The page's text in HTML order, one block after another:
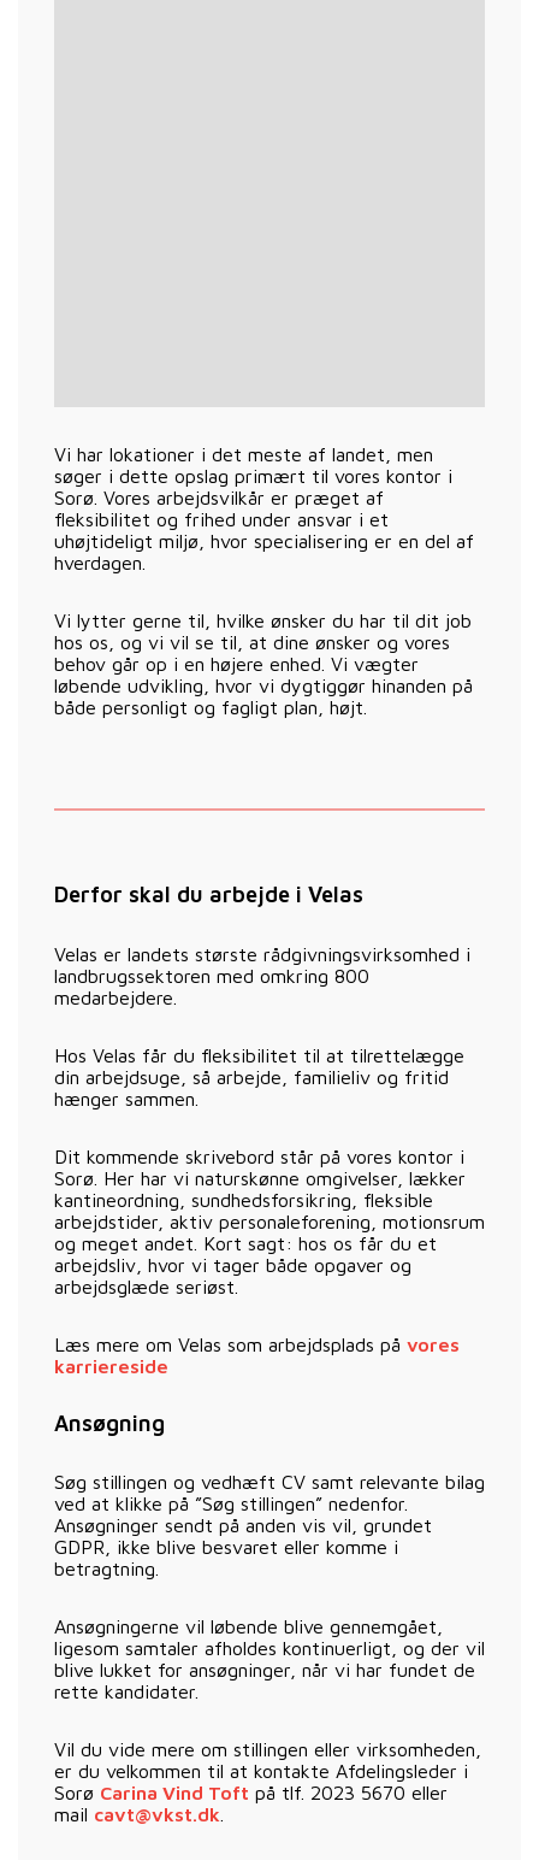
Vi har lokationer i det meste af landet, men
søger i dette opslag primært til vores kontor i
Sorø. Vores arbejdsvilkår er præget af
fleksibilitet og frihed under ansvar i et
uhøjtideligt miljø, hvor specialisering er en del af
hverdagen.
Vi lytter gerne til, hvilke ønsker du har til dit job
hos os, og vi vil se til, at dine ønsker og vores
behov går op i en højere enhed. Vi vægter
løbende udvikling, hvor vi dygtiggør hinanden på
både personligt og fagligt plan, højt.
Derfor skal du arbejde i Velas
Velas er landets største rådgivningsvirksomhed i
landbrugssektoren med omkring 800
medarbejdere.
Hos Velas får du fleksibilitet til at tilrettelægge
din arbejdsuge, så arbejde, familieliv og fritid
hænger sammen.
Dit kommende skrivebord står på vores kontor i
Sorø. Her har vi naturskønne omgivelser, lækker
kantineordning, sundhedsforsikring, fleksible
arbejdstider, aktiv personaleforening, motionsrum
og meget andet. Kort sagt: hos os får du et
arbejdsliv, hvor vi tager både opgaver og
arbejdsglæde seriøst.
Læs mere om Velas som arbejdsplads på vores
karriereside
Ansøgning
Søg stillingen og vedhæft CV samt relevante bilag
ved at klikke på ”Søg stillingen” nedenfor.
Ansøgninger sendt på anden vis vil, grundet
GDPR, ikke blive besvaret eller komme i
betragtning.
Ansøgningerne vil løbende blive gennemgået,
ligesom samtaler afholdes kontinuerligt, og der vil
blive lukket for ansøgninger, når vi har fundet de
rette kandidater.
Vil du vide mere om stillingen eller virksomheden,
er du velkommen til at kontakte Afdelingsleder i
Sorø Carina Vind Toft på tlf. 2023 5670 eller
mail cavt@vkst.dk